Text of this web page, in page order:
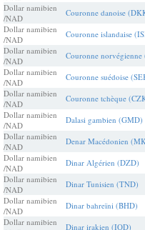
Dollar namibien
/NAD
Couronne danoise
Dollar namibien
/NAD
Couronne islandaise
Dollar namibien
/NAD
Couronne norvégienne
Dollar namibien
/NAD
Couronne suédoise
Dollar namibien
/NAD
Couronne tchèque
Dollar namibien
/NAD
Dalasi gambien (GMD)
Dollar namibien
/NAD
Denar Macédonien
Dollar namibien
/NAD
Dinar Algérien (DZD)
Dollar namibien
/NAD
Dinar Tunisien (TND)
Dollar namibien
/NAD
Dinar bahreïni (BHD)
Dollar namibien
Dinar irakien (IQD)